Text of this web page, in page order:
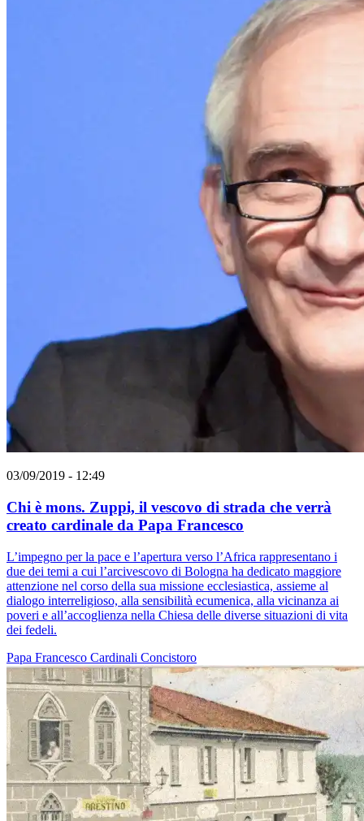
03/09/2019 - 12:49
Chi è mons. Zuppi, il vescovo di strada che verrà
creato cardinale da Papa Francesco
L’impegno per la pace e l’apertura verso l’Africa rappresentano i
due dei temi a cui l’arcivescovo di Bologna ha dedicato maggiore
attenzione nel corso della sua missione ecclesiastica, assieme al
dialogo interreligioso, alla sensibilità ecumenica, alla vicinanza ai
poveri e all’accoglienza nella Chiesa delle diverse situazioni di vita
dei fedeli.
Papa Francesco Cardinali Concistoro